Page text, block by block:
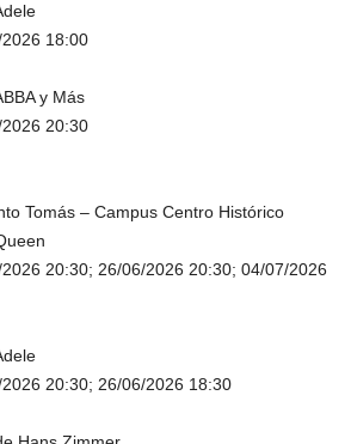
18:00
y Más
20:30
Tomás – Campus Centro Histórico
20:30; 26/06/2026 20:30; 04/07/2026
20:30; 26/06/2026 18:30